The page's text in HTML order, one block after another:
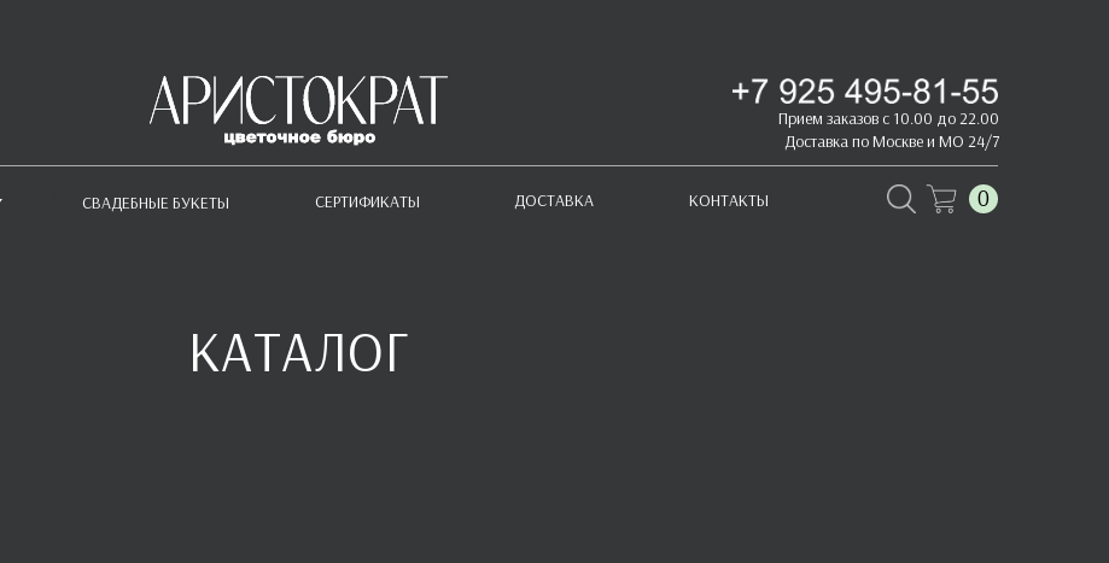
СВАДЕБНЫЕ БУКЕТЫ ДОСТАВКА КОНТАКТЫ
СЕРТИФИКАТЫ 0
Доставка по Москве и МО 24/7
Прием заказов с 10.00 до 22.00
КАТАЛОГ